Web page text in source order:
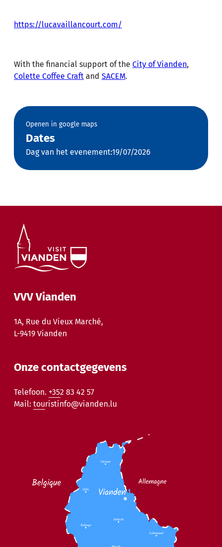
https://lucavaillancourt.com/
With the financial support of the City of Vianden,
Colette Coffee Craft and SACEM.
Openen in google maps
Dates
Dag van het evenement:19/07/2026
VVV Vianden
1A, Rue du Vieux Marché,
L-9419 Vianden
Onze contactgegevens
Telefoon. +352 83 42 57
Mail: touristinfo@vianden.lu